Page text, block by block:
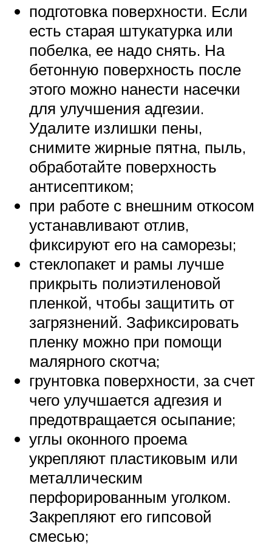
подготовка поверхности. Если
есть старая штукатурка или
побелка, ее надо снять. На
бетонную поверхность после
этого можно нанести насечки
для улучшения адгезии.
Удалите излишки пены,
снимите жирные пятна, пыль,
обработайте поверхность
антисептиком;
при работе с внешним откосом
устанавливают отлив,
фиксируют его на саморезы;
стеклопакет и рамы лучше
прикрыть полиэтиленовой
пленкой, чтобы защитить от
загрязнений. Зафиксировать
пленку можно при помощи
малярного скотча;
грунтовка поверхности, за счет
чего улучшается адгезия и
предотвращается осыпание;
углы оконного проема
укрепляют пластиковым или
металлическим
перфорированным уголком.
Закрепляют его гипсовой
смесью;